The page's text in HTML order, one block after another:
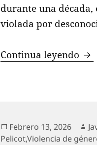
durante una
violada por
Continua leyendo
Publicado
el
Febrero 13, 2026
Pelicot,Violencia de